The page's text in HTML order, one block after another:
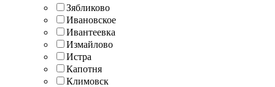
Зябликово
Ивановское
Ивантеевка
Измайлово
Истра
Капотня
Климовск